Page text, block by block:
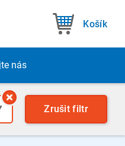
Košík
nás
Zrušit filtr